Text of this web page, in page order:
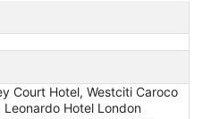
Court Hotel, Westciti Caroco
Hotel London